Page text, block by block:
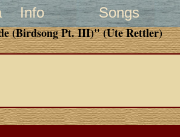
Info Songs
(Birdsong Pt. III)" (Ute Rettler)